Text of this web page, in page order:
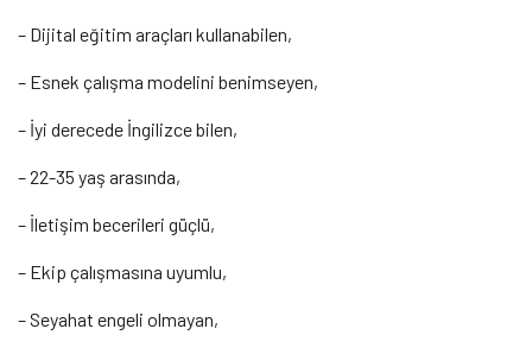
– Dijital eğitim araçları kullanabilen,
– Esnek çalışma modelini benimseyen,
– İyi derecede İngilizce bilen,
– 22-35 yaş arasında,
– İletişim becerileri güçlü,
– Ekip çalışmasına uyumlu,
– Seyahat engeli olmayan,